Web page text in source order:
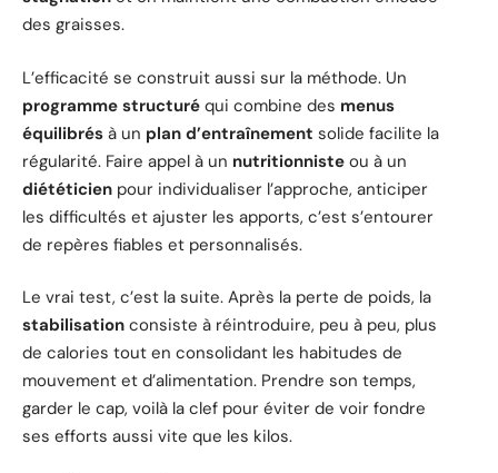
des graisses.
L’efficacité se construit aussi sur la méthode. Un
programme structuré qui combine des menus
équilibrés à un plan d’entraînement solide facilite la
régularité. Faire appel à un nutritionniste ou à un
diététicien pour individualiser l’approche, anticiper
les difficultés et ajuster les apports, c’est s’entourer
de repères fiables et personnalisés.
Le vrai test, c’est la suite. Après la perte de poids, la
stabilisation consiste à réintroduire, peu à peu, plus
de calories tout en consolidant les habitudes de
mouvement et d’alimentation. Prendre son temps,
garder le cap, voilà la clef pour éviter de voir fondre
ses efforts aussi vite que les kilos.